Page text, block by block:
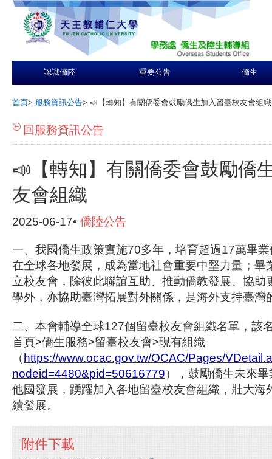
認識僑陸 重要公告 僑生
首頁> 服務資訊公告> 📣【轉知】有關僑委會鼓勵僑生加入留臺校友會組織
回服務資訊公告
📣【轉知】有關僑委會鼓勵僑
友會組織
2025-06-17• 僑陸公告
一、我國僑生政策實施70多年，培育超過17萬畢
在全球各地發展，成為當地社會重要中堅力量；畢
立校友會，除彼此聯誼互助、推動僑教發展、協助
學外，亦協助臺灣拓展對外關係，是海外支持臺灣
二、本會輔導全球127個留臺校友會組織名單，該
首頁>僑生服務>留臺校友會>現有組織
（ https://www.ocac.gov.tw/OCAC/Pages/
nodeid=4480&pid=50616779），鼓勵僑生未來
他國發展，踴躍加入各地留臺校友會組織，壯大海
續發展。
附件下載